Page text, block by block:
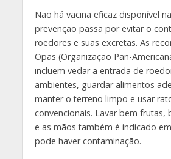
Não há vacina eficaz disponível
prevenção passa por evitar o
roedores e suas excretas. As
Opas (Organização Pan-
incluem vedar a entrada de
ambientes, guardar alimentos
manter o terreno limpo e usar
convencionais. Lavar bem frutas,
e as mãos também é indicado
pode haver contaminação.